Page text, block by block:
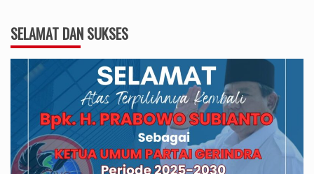
SELAMAT DAN SUKSES